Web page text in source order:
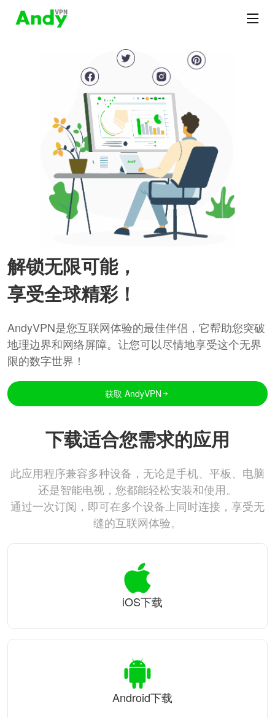
解锁无限可能，
享受全球精彩！
AndyVPN是您互联网体验的最佳伴侣，它帮助您突破
地理边界和网络屏障。让您可以尽情地享受这个无界
限的数字世界！
获取 AndyVPN
下载适合您需求的应用
此应用程序兼容多种设备，无论是手机、平板、电脑
还是智能电视，您都能轻松安装和使用。
通过一次订阅，即可在多个设备上同时连接，享受无
缝的互联网体验。
iOS下载
Android下载